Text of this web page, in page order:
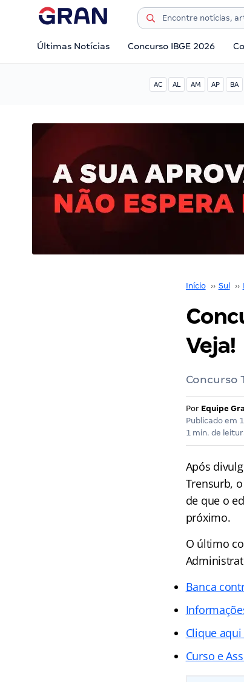
Últimas Notícias Concurso IBGE 2026
AC AL AM AP BA
Início ›› Sul ››
Veja!
Concurso
Por Equipe
Publicado em
1 min. de
Após
Trensurb,
de que o
próximo.
O último
Banca
Clique
Curso e